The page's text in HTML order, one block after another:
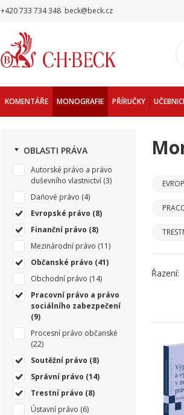
+420 733 734 348 beck@beck.cz
KOMENTÁŘE MONOGRAFIE PŘÍRUČKY
OBLASTI PRÁVA
Autorské právo a právo
duševního vlastnictví (3)
Daňové právo (4)
Evropské právo (8)
Finanční právo (8)
Mezinárodní právo (11)
Občanské právo (41)
Obchodní právo (14)
Pracovní právo a právo
sociálního zabezpečení
(9)
Procesní právo občanské
(22)
Soutěžní právo (8)
Správní právo (14)
Trestní právo (8)
Ústavní právo (6)
Řazení: